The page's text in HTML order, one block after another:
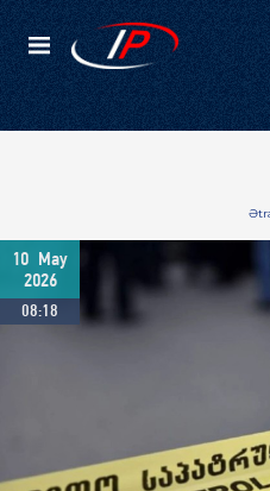
Kateqoriyalar
10
May
2026
08:18